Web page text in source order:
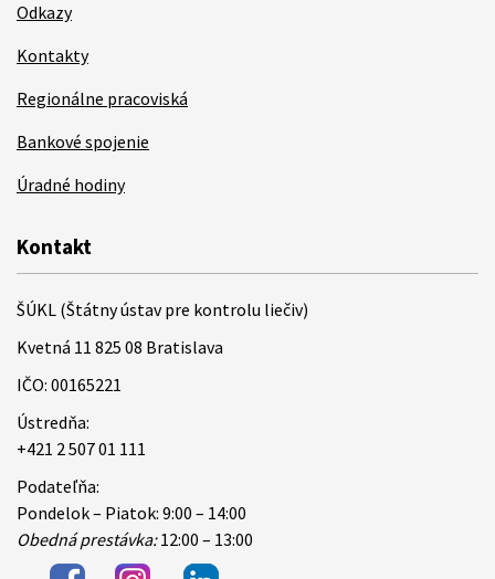
Odkazy
Kontakty
Regionálne pracoviská
Bankové spojenie
Úradné hodiny
Kontakt
ŠÚKL (Štátny ústav pre kontrolu liečiv)
Kvetná 11 825 08 Bratislava
IČO: 00165221
Ústredňa:
+421 2 507 01 111
Podateľňa:
Pondelok – Piatok: 9:00 – 14:00
Obedná prestávka:12:00 – 13:00